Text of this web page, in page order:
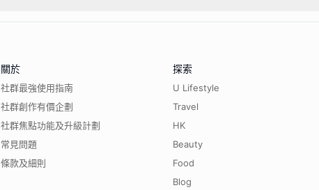
關於
社群最強使用指南
社群創作有價企劃
社群焦點功能及升級計劃
常見問題
條款及細則
探索
U Lifestyle
Travel
HK
Beauty
Food
Blog